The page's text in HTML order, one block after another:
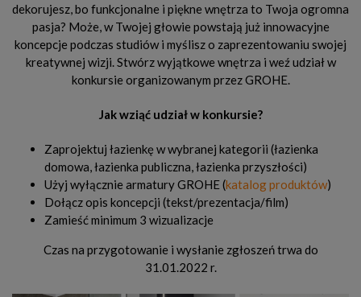
dekorujesz, bo funkcjonalne i piękne wnętrza to Twoja ogromna
pasja? Może, w Twojej głowie powstają już innowacyjne
koncepcje podczas studiów i myślisz o zaprezentowaniu swojej
kreatywnej wizji. Stwórz wyjątkowe wnętrza i weź udział w
konkursie organizowanym przez GROHE.
Jak wziąć udział w konkursie?
Zaprojektuj łazienkę w wybranej kategorii (łazienka
domowa, łazienka publiczna, łazienka przyszłości)
Użyj wyłącznie armatury GROHE (katalog produktów)
Dołącz opis koncepcji (tekst/prezentacja/film)
Zamieść minimum 3 wizualizacje
Czas na przygotowanie i wysłanie zgłoszeń trwa do
31.01.2022 r.